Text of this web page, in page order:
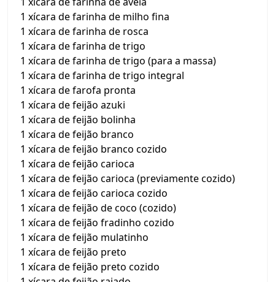
1 xícara de farinha de milho fina
1 xícara de farinha de rosca
1 xícara de farinha de trigo
1 xícara de farinha de trigo (para a massa)
1 xícara de farinha de trigo integral
1 xícara de farofa pronta
1 xícara de feijão azuki
1 xícara de feijão bolinha
1 xícara de feijão branco
1 xícara de feijão branco cozido
1 xícara de feijão carioca
1 xícara de feijão carioca (previamente cozido)
1 xícara de feijão carioca cozido
1 xícara de feijão de coco (cozido)
1 xícara de feijão fradinho cozido
1 xícara de feijão mulatinho
1 xícara de feijão preto
1 xícara de feijão preto cozido